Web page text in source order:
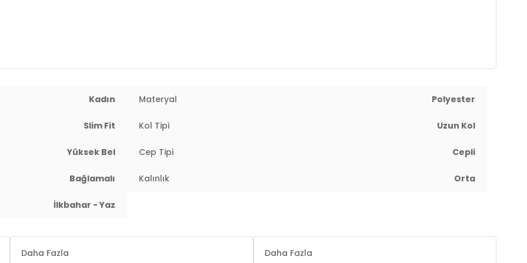
2DY5869017.2368
Kadın Materyal Polyester
Slim Fit Kol Tipi Uzun Kol
Yüksek Bel Cep Tipi Cepli
Bağlamalı Kalınlık Orta
İlkbahar - Yaz
Daha Fazla
Daha Fazla